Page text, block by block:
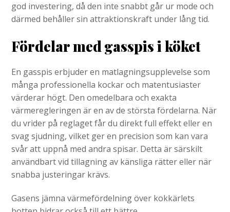
god investering, då den inte snabbt går ur mode och
därmed behåller sin attraktionskraft under lång tid.
Fördelar med gasspis i köket
En gasspis erbjuder en matlagningsupplevelse som
många professionella kockar och matentusiaster
värderar högt. Den omedelbara och exakta
värmeregleringen är en av de största fördelarna. När
du vrider på reglaget får du direkt full effekt eller en
svag sjudning, vilket ger en precision som kan vara
svår att uppnå med andra spisar. Detta är särskilt
användbart vid tillagning av känsliga rätter eller när
snabba justeringar krävs.
Gasens jämna värmefördelning över kokkärlets